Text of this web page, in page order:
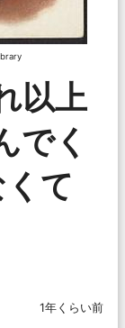
以上
でく
て
1年くらい前